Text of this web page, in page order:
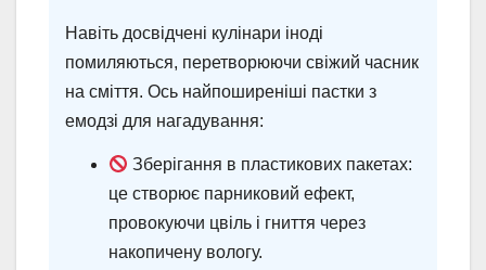
Навіть досвідчені кулінари іноді
помиляються, перетворюючи свіжий часник
на сміття. Ось найпоширеніші пастки з
емодзі для нагадування:
Зберігання в пластикових пакетах:
це створює парниковий ефект,
провокуючи цвіль і гниття через
накопичену вологу.